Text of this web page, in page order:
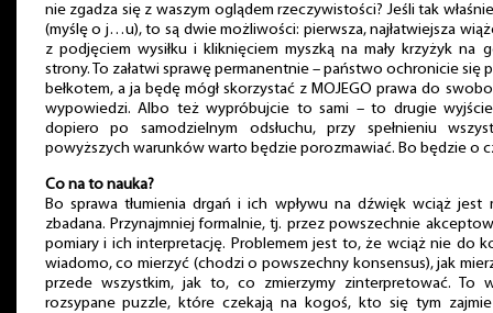
nie zgadza się z waszym oglądem rzeczywistości? Jeśli tak
(myślę o j…u), to są dwie możliwości: pierwsza, najłatwiejsza
z podjęciem wysiłku i kliknięciem myszką na mały krzyżyk na
strony. To załatwi sprawę permanentnie – państwo ochronicie się
bełkotem, a ja będę mógł skorzystać z MOJEGO prawa do
wypowiedzi. Albo też wypróbujcie to sami – to drugie
dopiero po samodzielnym odsłuchu, przy spełnieniu
powyższych warunków warto będzie porozmawiać. Bo będzie o
Co na to nauka?
Bo sprawa tłumienia drgań i ich wpływu na dźwięk wciąż jest
zbadana. Przynajmniej formalnie, tj. przez powszechnie
pomiary i ich interpretację. Problemem jest to, że wciąż nie do
wiadomo, co mierzyć (chodzi o powszechny konsensus), jak
przede wszystkim, jak to, co zmierzymy zinterpretować. To
rozsypane puzzle, które czekają na kogoś, kto się tym